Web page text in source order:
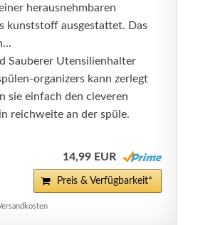
herausnehmbaren
kunststoff ausgestattet. Das
Sauberer Utensilienhalter
organizers kann zerlegt
sie einfach den cleveren
reichweite an der spüle.
14,99 EUR
Preis & Verfügbarkeit*